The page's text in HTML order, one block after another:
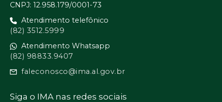
CNPJ: 12.958.179/0001-73
Atendimento telefônico
(82) 3512.5999
Atendimento Whatsapp
(82) 98833.9407
faleconosco@ima.al.gov.br
Siga o IMA nas redes sociais